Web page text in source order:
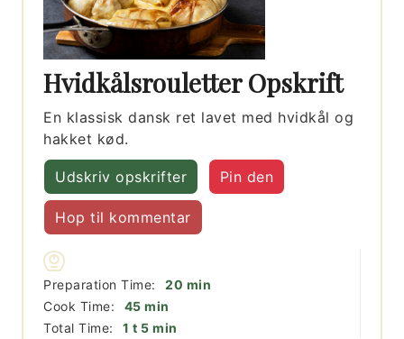
Hvidkålsrouletter Opskrift
En klassisk dansk ret lavet med hvidkål og
hakket kød.
Udskriv opskrifter Pin den
Hop til kommentar
Preparation Time: 20 minutter
min
Cook Time:
45minutter
min
Total Time:
1 time
t 5minutter
min